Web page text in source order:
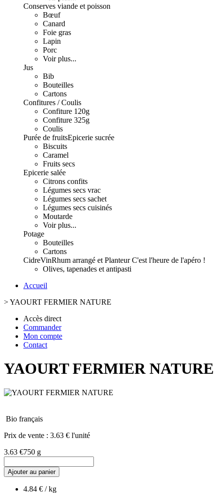
Conserves viande et poisson
Bœuf
Canard
Foie gras
Lapin
Porc
Voir plus...
Jus
Bib
Bouteilles
Cartons
Confitures / Coulis
Confiture 120g
Confiture 325g
Coulis
Purée de fruitsEpicerie sucrée
Biscuits
Caramel
Fruits secs
Epicerie salée
Citrons confits
Légumes secs vrac
Légumes secs sachet
Légumes secs cuisinés
Moutarde
Voir plus...
Potage
Bouteilles
Cartons
CidreVinRhum arrangé et PlanteurC'est l'heure de l'apéro !
Olives, tapenades et antipasti
Accueil
>YAOURT FERMIER NATURE
Accès direct
Commander
Mon compte
Contact
YAOURT FERMIER NATURE
Bio français
Prix de vente : 3.63 € l'unité
3.63 €750 g
Ajouter au panier
4.84 € / kg